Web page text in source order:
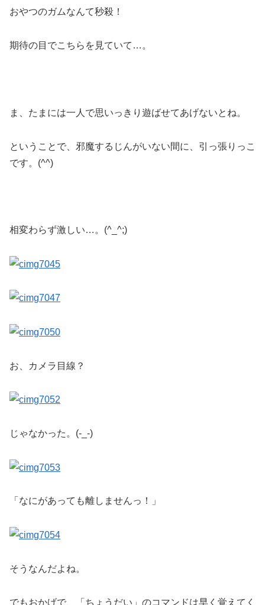
おやつのガムなんて秒殺！
期待の目でこちらを見ていて…。
ま、たまには一人で思いっきり遊ばせてあげないとね。
ということで、邪魔するじんがいない間に、引っ張りっこ
です。(^^)
相変わらず激しい…。(^_^;)
お、カメラ目線？
じゃなかった。(-_-)
「なにがあっても離しませんっ！」
そうなんだよね。
でもおかげで、「ちょうだい」のコマンドは早く覚えてく